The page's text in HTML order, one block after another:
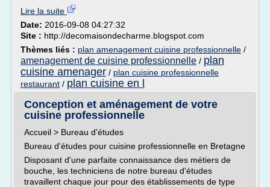
Lire la suite
Date: 2016-09-08 04:27:32
Site : http://decomaisondecharme.blogspot.com
Thèmes liés : plan amenagement cuisine professionnelle /
amenagement de cuisine professionnelle / plan
cuisine amenager / plan cuisine professionnelle
restaurant / plan cuisine en l
Conception et aménagement de votre
cuisine professionnelle
Accueil > Bureau d'études
Bureau d'études pour cuisine professionnelle en Bretagne
Disposant d'une parfaite connaissance des métiers de
bouche, les techniciens de notre bureau d'études
travaillent chaque jour pour des établissements de type